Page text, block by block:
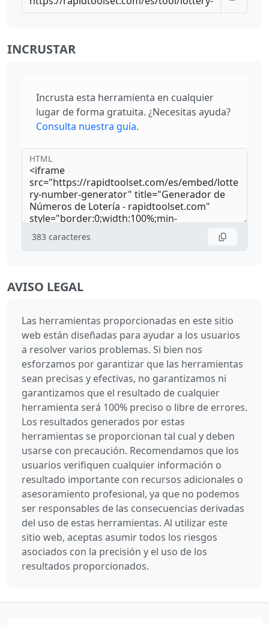
INCRUSTAR
Incrusta esta herramienta en cualquier
lugar de forma gratuita. ¿Necesitas ayuda?
Consulta nuestra guía.
HTML
383 caracteres
AVISO LEGAL
Las herramientas proporcionadas en este sitio
web están diseñadas para ayudar a los usuarios
a resolver varios problemas. Si bien nos
esforzamos por garantizar que las herramientas
sean precisas y efectivas, no garantizamos ni
garantizamos que el resultado de cualquier
herramienta será 100% preciso o libre de errores.
Los resultados generados por estas
herramientas se proporcionan tal cual y deben
usarse con precaución. Recomendamos que los
usuarios verifiquen cualquier información o
resultado importante con recursos adicionales o
asesoramiento profesional, ya que no podemos
ser responsables de las consecuencias derivadas
del uso de estas herramientas. Al utilizar este
sitio web, aceptas asumir todos los riesgos
asociados con la precisión y el uso de los
resultados proporcionados.